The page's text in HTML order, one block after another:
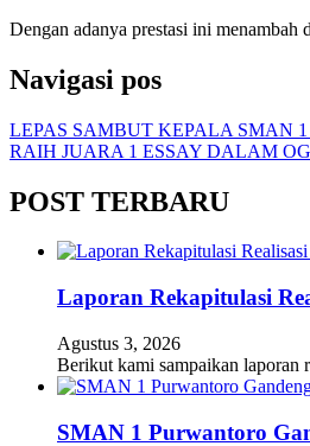
Dengan adanya prestasi ini
Navigasi pos
LEPAS SAMBUT KEPALA SMAN
RAIH JUARA 1 ESSAY DALAM
POST TERBARU
Laporan Rekapitulasi
Agustus 3, 2026
Berikut kami sampaikan laporan
SMAN 1 Purwantoro